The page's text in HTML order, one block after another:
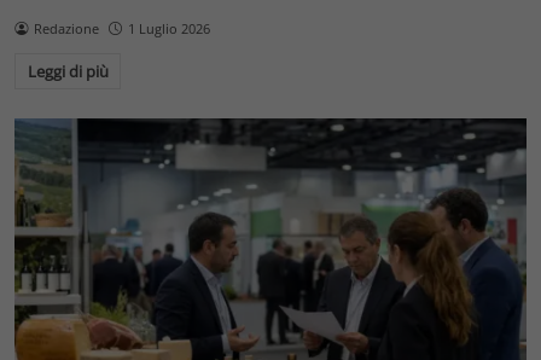
Redazione 1 Luglio 2026
Leggi di più